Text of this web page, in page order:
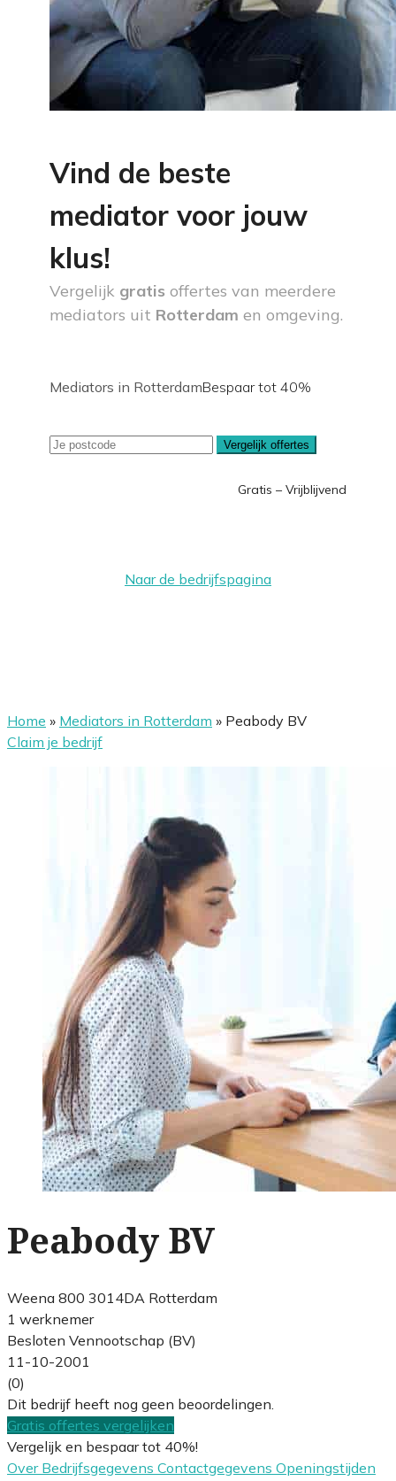
Vind de beste
mediator voor jouw
klus!
Vergelijk gratis offertes van meerdere
mediators uit Rotterdam en omgeving.
Mediators in RotterdamBespaar tot 40%
Vergelijk offertes
Gratis – Vrijblijvend
Naar de bedrijfspagina
Home » Mediators in Rotterdam » Peabody BV
Claim je bedrijf
Peabody BV
Weena 800 3014DA Rotterdam
1 werknemer
Besloten Vennootschap (BV)
11-10-2001
(0)
Dit bedrijf heeft nog geen beoordelingen.
Gratis offertes vergelijken
Vergelijk en bespaar tot 40%!
Over Bedrijfsgegevens Contactgegevens Openingstijden